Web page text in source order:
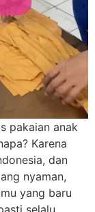
pakaian anak
Karena
dan
nyaman,
yang baru